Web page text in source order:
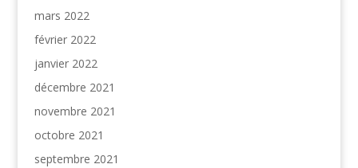
mars 2022
février 2022
janvier 2022
décembre 2021
novembre 2021
octobre 2021
septembre 2021